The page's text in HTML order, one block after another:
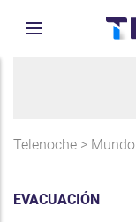
Telenoche > Mundo
EVACUACIÓN